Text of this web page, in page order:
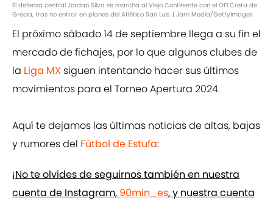
El defensa central Jordan Silva se marcha al Viejo Continente con el OFI Creta de
Grecia, tras no entrar en planes del Atlético San Luis. | Jam Media/GettyImages
El próximo sábado 14 de septiembre llega a su fin el
mercado de fichajes, por lo que algunos clubes de
la Liga MX siguen intentando hacer sus últimos
movimientos para el Torneo Apertura 2024.
Aquí te dejamos las últimas noticias de altas, bajas
y rumores del Fútbol de Estufa:
¡No te olvides de seguirnos también en nuestra
cuenta de Instagram, 90min_es, y nuestra cuenta